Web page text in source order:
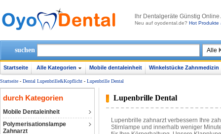
lhr Dentalgeräte Günstig
Neu auf oyodental.de? Hot Produkte
suchen
Startseite Alle Kategorien Mobile dentaleinheit Winkelstücke Zahnmedizin
Startseite - Dental Lupenbrille&Kopflicht - Lupenbrille Dental
durch Kategorien
Mobile Dentaleinheit
Polymerisationslampe
Zahnarzt
Lupenbrille Dental
Lupenbrille zahnarzt verbessern Ihre
Stirnlampe und innerhalb weniger